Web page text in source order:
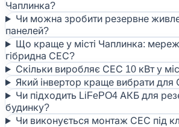
Чаплинка?
Чи можна зробити резервне
панелей?
Що краще у місті Чаплинка:
гібридна СЕС?
Скільки виробляє СЕС 10 кВт у
Який інвертор краще вибрати
Чи підходить LiFePO4 АКБ для
будинку?
Чи виконується монтаж СЕС під